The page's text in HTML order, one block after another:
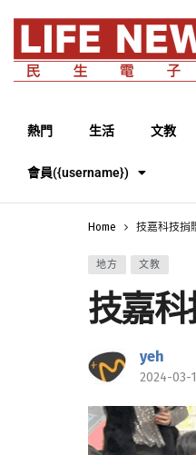
熱門 生活 文教
會員({username})
Home 技嘉科技
地方 文教
技嘉
yeh
2024-03-